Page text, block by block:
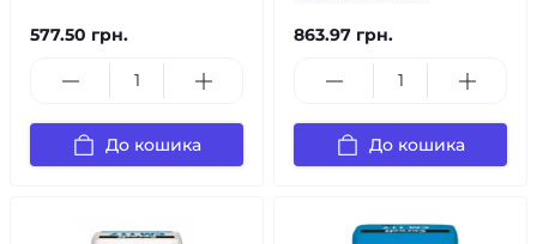
577.50 грн.
До кошика
863.97 грн.
До кошика